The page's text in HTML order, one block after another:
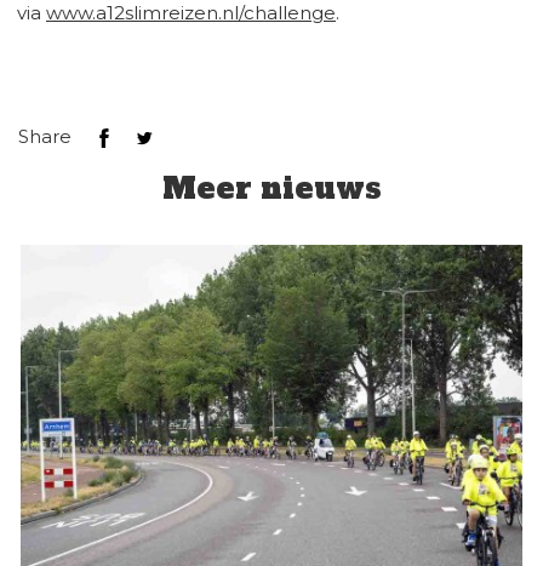
via www.a12slimreizen.nl/challenge.
Share
Meer nieuws